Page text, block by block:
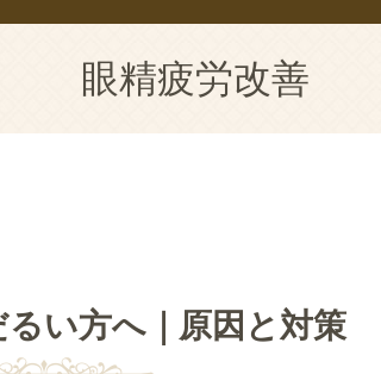
眼精疲労改善
い方へ｜原因と対策